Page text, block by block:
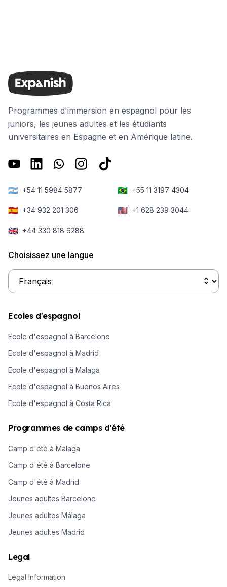
Programmes d'immersion en espagnol pour les
juniors, les jeunes adultes et les étudiants
universitaires en Espagne et en Amérique latine.
🇦🇷 +54 11 5984 5877 🇧🇷 +55 11 3197 4304
🇪🇸 +34 932 201 306 🇺🇸 +1 628 239 3044
🇬🇧 +44 330 818 6288
Choisissez une langue
Ecoles d'espagnol
Ecole d'espagnol à Barcelone
Ecole d'espagnol à Madrid
Ecole d'espagnol à Malaga
Ecole d'espagnol à Buenos Aires
Ecole d'espagnol à Costa Rica
Programmes de camps d'été
Camp d'été à Málaga
Camp d'été à Barcelone
Camp d'été à Madrid
Jeunes adultes Barcelone
Jeunes adultes Málaga
Jeunes adultes Madrid
Legal
Legal Information